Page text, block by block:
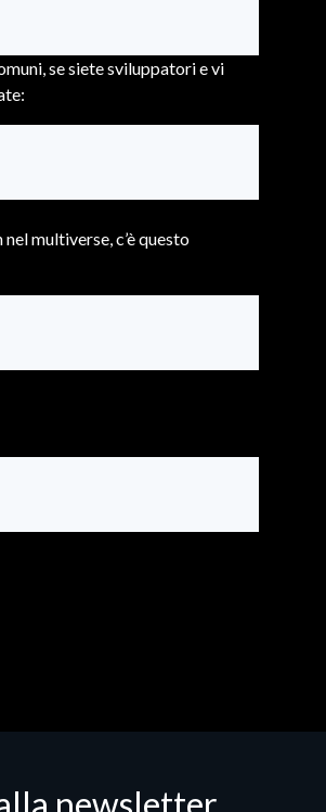
se siete sviluppatori e vi
multiverse, c’è questo